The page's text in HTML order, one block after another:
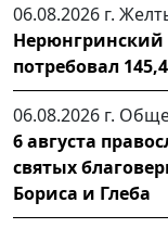
06.08.2026 г.
Нерюнгринский
потребовал
06.08.2026 г.
6 августа
святых
Бориса и Глеба